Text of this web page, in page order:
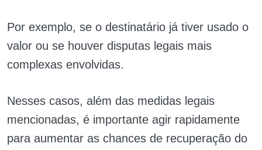
Por exemplo, se o destinatário já tiver usado o
valor ou se houver disputas legais mais
complexas envolvidas.
Nesses casos, além das medidas legais
mencionadas, é importante agir rapidamente
para aumentar as chances de recuperação do